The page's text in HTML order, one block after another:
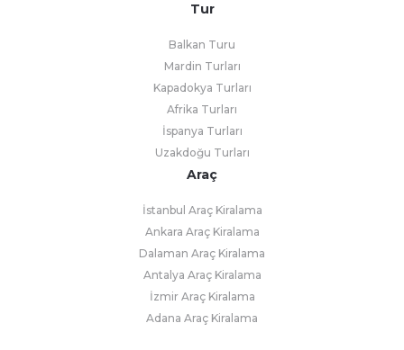
Tur
Balkan Turu
Mardin Turları
Kapadokya Turları
Afrika Turları
İspanya Turları
Uzakdoğu Turları
Araç
İstanbul Araç Kiralama
Ankara Araç Kiralama
Dalaman Araç Kiralama
Antalya Araç Kiralama
İzmir Araç Kiralama
Adana Araç Kiralama